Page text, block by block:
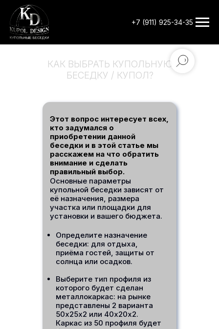
+7 (911) 925-34-35
КАК ВЫБРАТЬ КУПОЛЬНУЮ
БЕСЕДКУ / КУПОЛ?
Этот вопрос интересует всех,
кто задумался о
приобретении данной
беседки и в этой статье мы
расскажем на что обратить
внимание и сделать
правильный выбор.
Основные параметры
купольной беседки зависят от
её назначения, размера
участка или площадки для
установки и вашего бюджета.
Определите назначение
беседки: для отдыха,
приёма гостей, защиты от
солнца или осадков.
Выберите тип профиля из
которого будет сделан
металлокаркас: на рынке
представлены 2 варианта
50х25х2 или 40х20х2.
Каркас из 50 профиля будет